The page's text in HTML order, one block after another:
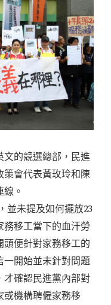
的競選總部，民進
策會代表黃玫玲和陳
。
並未提及如何擺放23
移工當下的血汗勞
便針對家務移工的
一開始並未針對問題
才確認民進黨內部對
或機構聘僱家務移